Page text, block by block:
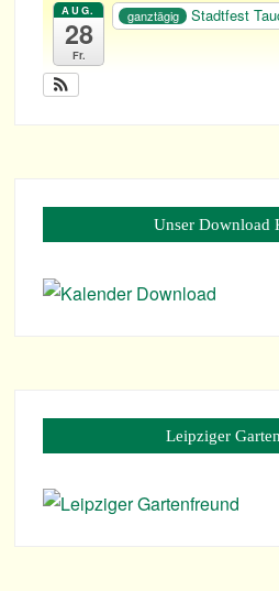
AUG.
28
Fr.
ganztägig Stadt­fest
Unser Down­load
Leip­zi­ger